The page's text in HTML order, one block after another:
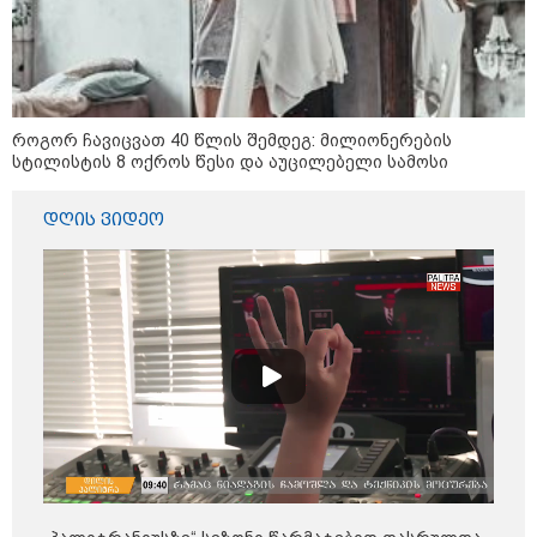
13:24 / 07-08-2026
"საქართველოსთვის თქვენზე ნაკლები
მებრძოლის დედა ვატირე!" - რას ამბობს
გიორგი ბარამიძე პროკურატურის
განცხადების შემდეგ
14:20 / 07-08-2026
"ჩემი აზრით, ენამ გაუსწრო
აზრს და არ არის ეს კარგი,
თუმცა თუ რაიმეში არ მეპარება
ეჭვი, გიორგი ბარამიძის
როგორ ჩავიცვათ 40 წლის შემდეგ: მილიონერების
სტილისტის 8 ოქროს წესი და აუცილებელი სამოსი
დღის ვიდეო